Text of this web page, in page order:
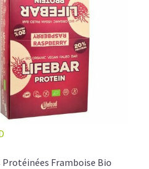
Protéinées Framboise Bio